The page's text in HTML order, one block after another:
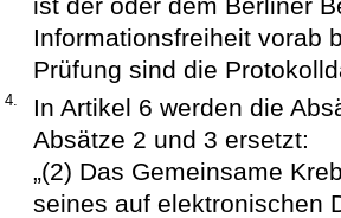
Informationsfreiheit vorab
Prüfung sind die
4.
In Artikel 6 werden die
Absätze 2 und 3 ersetzt:
„(2) Das Gemeinsame
seines auf elektronischen